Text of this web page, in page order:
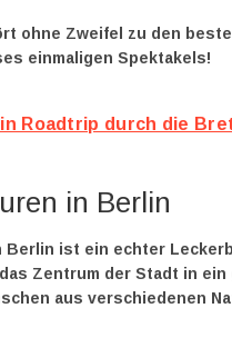
ohne Zweifel zu den
einmaligen Spektakels!
Roadtrip durch die
in Berlin
Berlin ist ein echter
Zentrum der Stadt in
aus verschiedenen